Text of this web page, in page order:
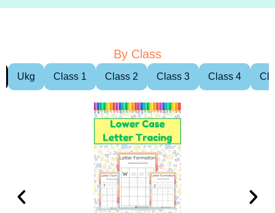
By Class
Ukg Class 1 Class 2 Class 3 Class 4